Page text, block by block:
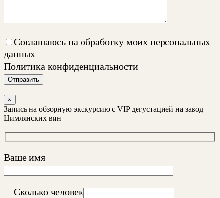
Соглашаюсь на обработку моих персональных
данных
Политика конфиденциальности
Отправить
×
Запись на обзорную экскурсию с VIP дегустацией на завод
Цимлянских вин
Ваше имя
Сколько человек